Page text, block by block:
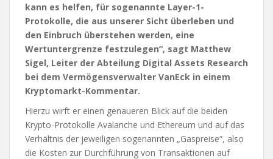
kann es helfen, für sogenannte Layer-1-
Protokolle, die aus unserer Sicht überleben und
den Einbruch überstehen werden, eine
Wertuntergrenze festzulegen“, sagt Matthew
Sigel, Leiter der Abteilung Digital Assets Research
bei dem Vermögensverwalter VanEck in einem
Kryptomarkt-Kommentar.
Hierzu wirft er einen genaueren Blick auf die beiden
Krypto-Protokolle Avalanche und Ethereum und auf das
Verhältnis der jeweiligen sogenannten „Gaspreise“, also
die Kosten zur Durchführung von Transaktionen auf